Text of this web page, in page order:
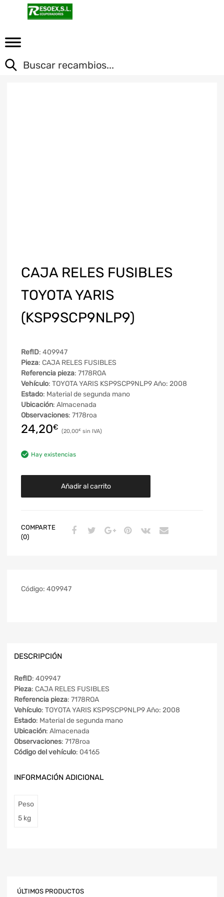
CAJA RELES FUSIBLES
TOYOTA YARIS
(KSP9SCP9NLP9)
RefID: 409947
Pieza: CAJA RELES FUSIBLES
Referencia pieza: 7178ROA
Vehículo: TOYOTA YARIS KSP9SCP9NLP9 Año: 2008
Estado: Material de segunda mano
Ubicación: Almacenada
Observaciones: 7178roa
24,20€ 20,00€
Hay existencias
Añadir al carrito
COMPARTE
(0)
Código: 409947
DESCRIPCIÓN
RefID: 409947
Pieza: CAJA RELES FUSIBLES
Referencia pieza: 7178ROA
Vehículo: TOYOTA YARIS KSP9SCP9NLP9 Año: 2008
Estado: Material de segunda mano
Ubicación: Almacenada
Observaciones: 7178roa
Código del vehículo: 04165
INFORMACIÓN ADICIONAL
Peso
5 kg
ÚLTIMOS PRODUCTOS